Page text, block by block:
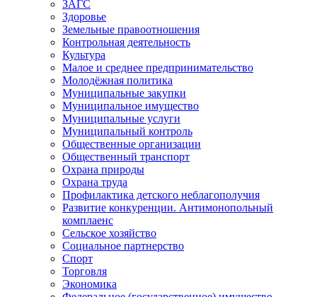
ЗАГС
Здоровье
Земельные правоотношения
Контрольная деятельность
Культура
Малое и среднее предпринимательство
Молодёжная политика
Муниципальные закупки
Муниципальное имущество
Муниципальные услуги
Муниципальный контроль
Общественные организации
Общественный транспорт
Охрана природы
Охрана труда
Профилактика детского неблагополучия
Развитие конкуренции. Антимонопольный
комплаенс
Сельское хозяйство
Социальное партнерство
Спорт
Торговля
Экономика